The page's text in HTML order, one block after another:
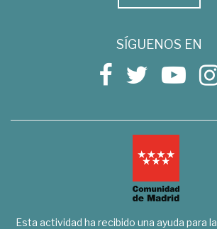
SÍGUENOS EN
Esta actividad ha recibido una ayuda para